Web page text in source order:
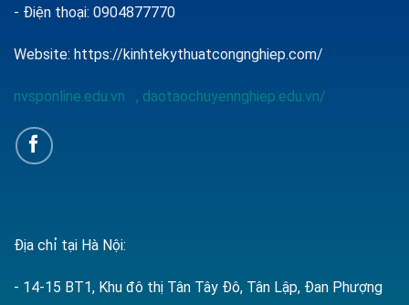
- Điện thoại: 0904877770
Website: https://kinhtekythuatcongnghiep.com/
nvsponline.edu.vn , daotaochuyennghiep.edu.vn/
Địa chỉ tại Hà Nội:
- 14-15 BT1, Khu đô thị Tân Tây Đô, Tân Lập, Đan Phượng